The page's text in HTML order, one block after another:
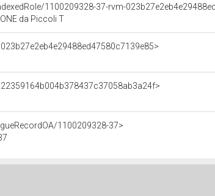
1100209328-37-rvm-
da Piccoli T
1100209328-37>